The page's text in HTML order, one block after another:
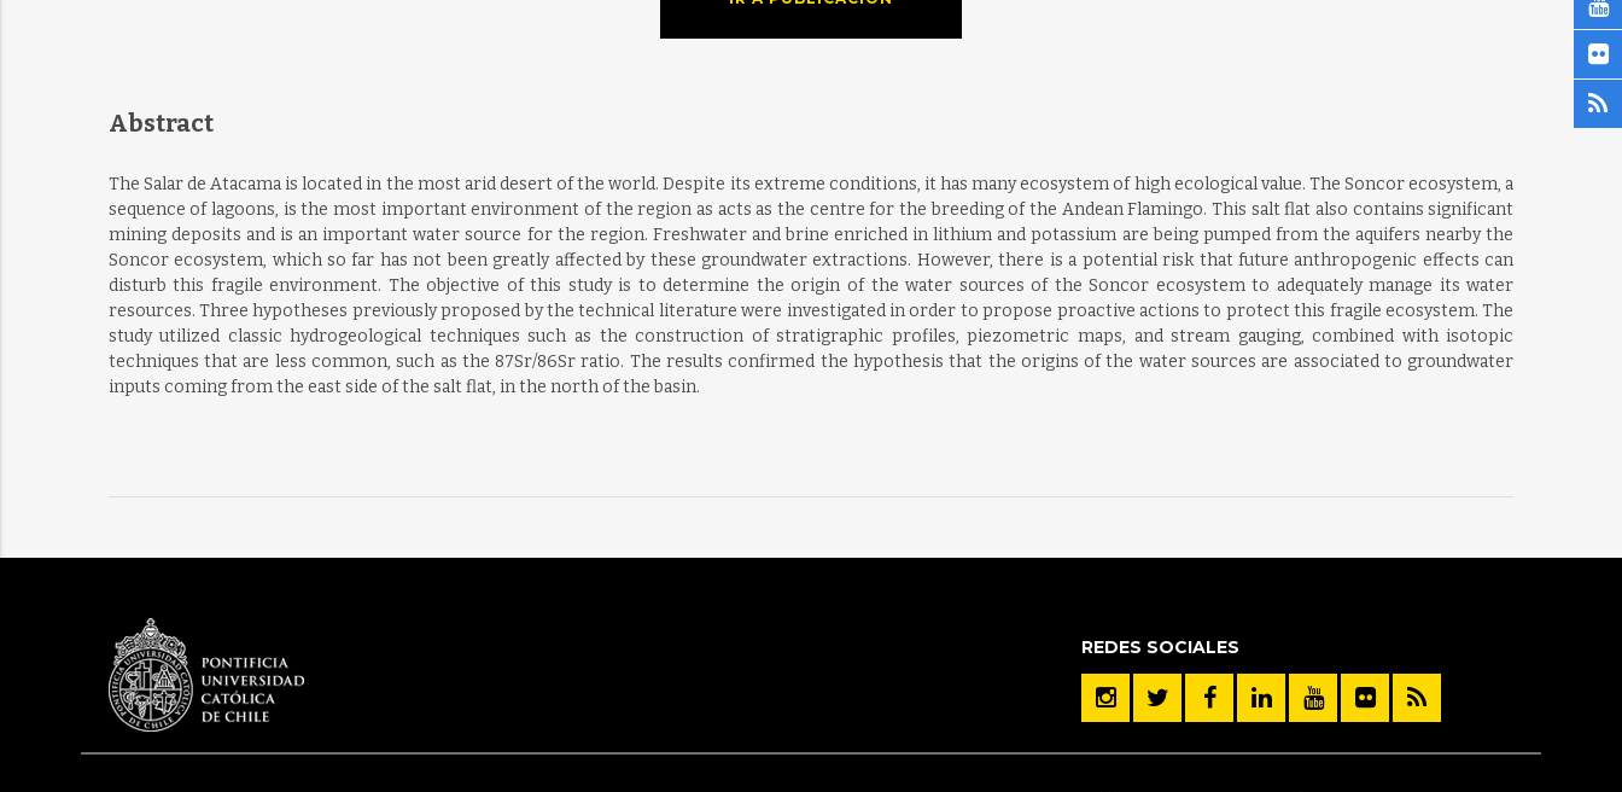
Abstract
The Salar de Atacama is located in the most arid desert of the world. Despite its extreme conditions, it has many ecosystem of high ecological value. The Soncor ecosystem, a
sequence of lagoons, is the most important environment of the region as acts as the centre for the breeding of the Andean Flamingo. This salt flat also contains significant
mining deposits and is an important water source for the region. Freshwater and brine enriched in lithium and potassium are being pumped from the aquifers nearby the
Soncor ecosystem, which so far has not been greatly affected by these groundwater extractions. However, there is a potential risk that future anthropogenic effects can
disturb this fragile environment. The objective of this study is to determine the origin of the water sources of the Soncor ecosystem to adequately manage its water
resources. Three hypotheses previously proposed by the technical literature were investigated in order to propose proactive actions to protect this fragile ecosystem. The
study utilized classic hydrogeological techniques such as the construction of stratigraphic profiles, piezometric maps, and stream gauging, combined with isotopic
techniques that are less common, such as the 87Sr/86Sr ratio. The results confirmed the hypothesis that the origins of the water sources are associated to groundwater
inputs coming from the east side of the salt flat, in the north of the basin.
REDES SOCIALES